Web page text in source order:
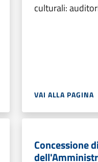
culturali:
VAI ALLA PAGINA
Concessione